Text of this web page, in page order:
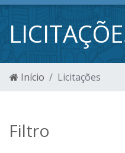
Início Licitações
Filtro